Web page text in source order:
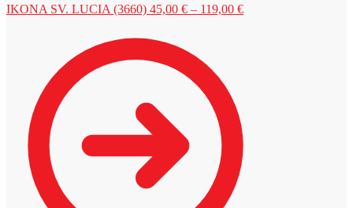
IKONA SV. LUCIA (3660) 45,00 € – 119,00 €Price